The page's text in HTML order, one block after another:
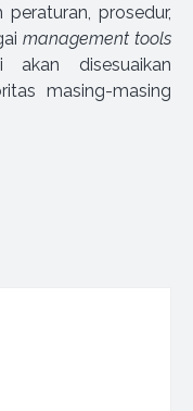
prosedur,
management tools
akan disesuaikan
masing-masing